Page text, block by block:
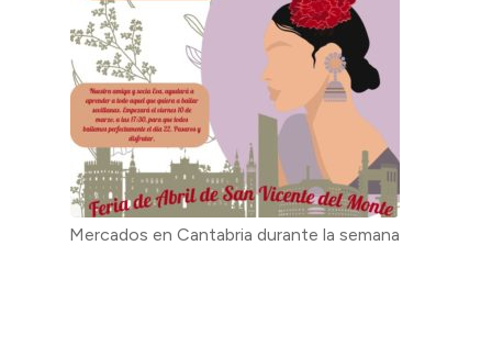
Mercados en Cantabria durante la semana